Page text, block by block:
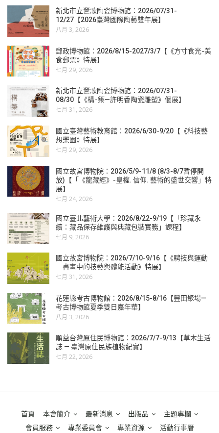
新北市立鶯歌陶瓷博物館：2026/07/31-
12/27【2026臺灣國際陶藝雙年展】
八月 3, 2026
郵政博物館：2026/8/15-2027/3/7【《方寸食光-美
食郵票》特展】
七月 29, 2026
新北市立鶯歌陶瓷博物館：2026/07/31-
08/30【《構･築—許明香陶瓷雕塑》個展】
七月 31, 2026
國立臺灣藝術教育館：2026/6/30-9/20【《科技藝
想樂園》特展】
七月 29, 2026
國立故宮博物院：2026/5/9-11/8 (8/3-8/7暫停開
放)【「《龍藏經》-皇權. 信仰. 藝術的盛世交響」特
展】
七月 24, 2026
國立臺北藝術大學：2026/8/22-9/19【「珍藏永
續：藏品保存維護與典藏包裝實務」課程】
七月 9, 2026
國立故宮博物院：2026/7/10-9/16【《騁技與運動
－書畫中的技藝與體能活動》特展】
七月 31, 2026
花蓮縣考古博物館：2026/8/15-8/16【豐田聚場—
考古博物館夏季雙日嘉年華】
八月 3, 2026
順益台灣原住民博物館：2026/7/7-9/13【草木生活
誌 — 臺灣原住民族植物紀實】
七月 22, 2026
首頁 本會簡介 最新消息 出版品
主題專欄
會員服務
專業委員會 專業資源 活動行事曆